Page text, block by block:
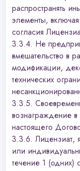
распространять
элементы,
согласия
3.3.4. Не
вмешательство в
модификации,
технических
3.3.5.
вознаграждение в
настоящего
3.3.6. Лицензиат,
или
течение 1 (одних)